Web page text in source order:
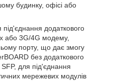
будинку, офісі або
під'єднання додаткового
або 3G/4G модему,
порту, що дає змогу
без додаткового
для під'єднання
мережевих модулів